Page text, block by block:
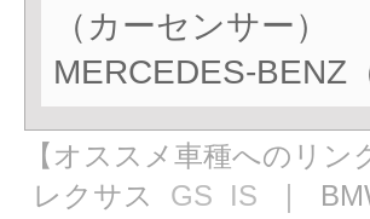
（カーセンサー）
MERCEDES-BENZ
【オススメ車種へのリン
レクサス GS IS ｜